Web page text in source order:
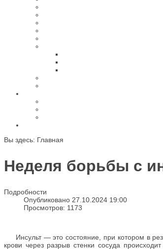
Вы здесь: Главная
Неделя борьбы с
Подробности
Опубликовано 27.10.2024 19:00
Просмотров: 1173
Инсульт — это состояние, при котором в
крови через разрыв стенки сосуда